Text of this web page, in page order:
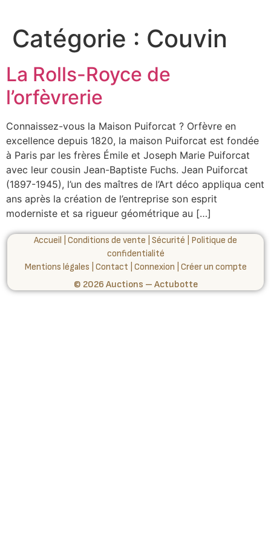
Catégorie : Couvin
La Rolls-Royce de
l’orfèvrerie
Connaissez-vous la Maison Puiforcat ? Orfèvre en
excellence depuis 1820, la maison Puiforcat est fondée
à Paris par les frères Émile et Joseph Marie Puiforcat
avec leur cousin Jean-Baptiste Fuchs. Jean Puiforcat
(1897-1945), l’un des maîtres de l’Art déco appliqua cent
ans après la création de l’entreprise son esprit
moderniste et sa rigueur géométrique au […]
Accueil Conditions de vente Sécurité
Politique de
confidentialité
Mentions légales Contact Connexion Créer un compte
© 2026 Auctions – Actubotte